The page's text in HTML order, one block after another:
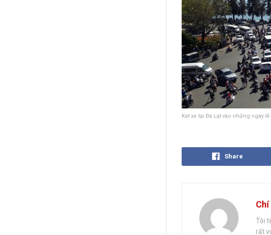
Kẹt xe tại Đà Lạt vào những ngày lễ
Share
Chí
Tôi
rất